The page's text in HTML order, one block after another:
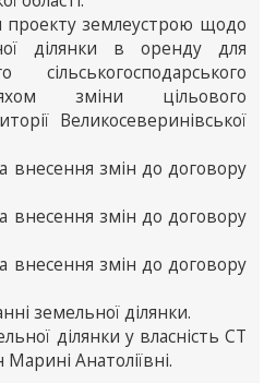
проекту землеустрою щодо
ділянки в оренду для
зміни цільового
Великосеверинівської
внесення змін до договору
внесення змін до договору
внесення змін до договору
земельної ділянки.
ділянки у власність СТ
Анатоліївні.